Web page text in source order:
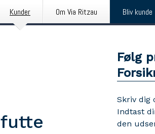
Kunder Om Via Ritzau Bliv kunde
Følg
Skriv dig
Indtast
den